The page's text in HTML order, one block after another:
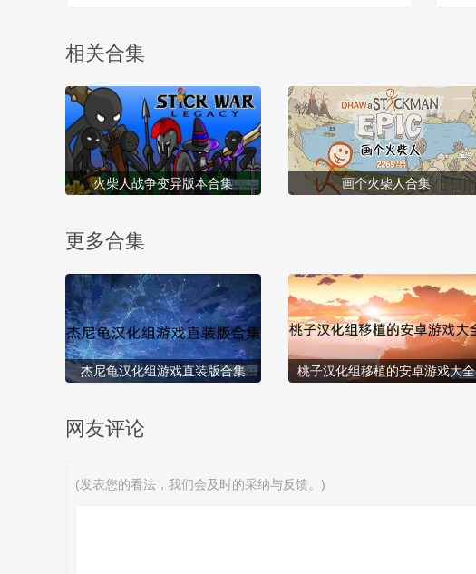
itle] 1、...
相关合集
火柴人战争变异版本合集 画个火柴人合集
更多合集
杰尼龟汉化组游戏直装版合集 桃子汉化组移植的安卓游戏大全
网友评论
(发表您的看法，我们会及时的采纳与反馈。)